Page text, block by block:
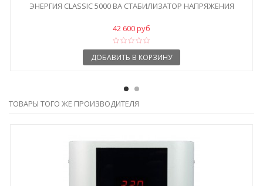
ЭНЕРГИЯ CLASSIC 5000 ВА СТАБИЛИЗАТОР НАПРЯЖЕНИЯ
42 600 руб
ДОБАВИТЬ В КОРЗИНУ
ТОВАРЫ ТОГО ЖЕ ПРОИЗВОДИТЕЛЯ